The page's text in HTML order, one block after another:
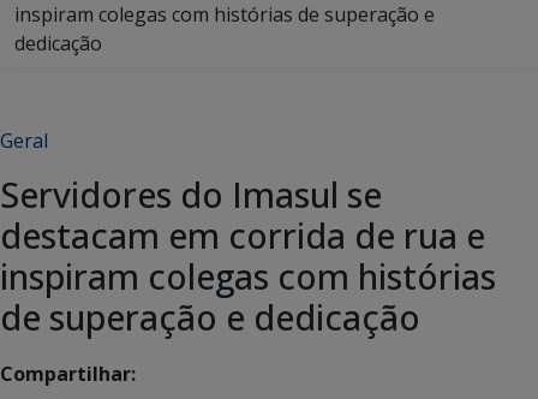
inspiram colegas com histórias de superação e
dedicação
Geral
Servidores do Imasul se
destacam em corrida de rua e
inspiram colegas com histórias
de superação e dedicação
Compartilhar: